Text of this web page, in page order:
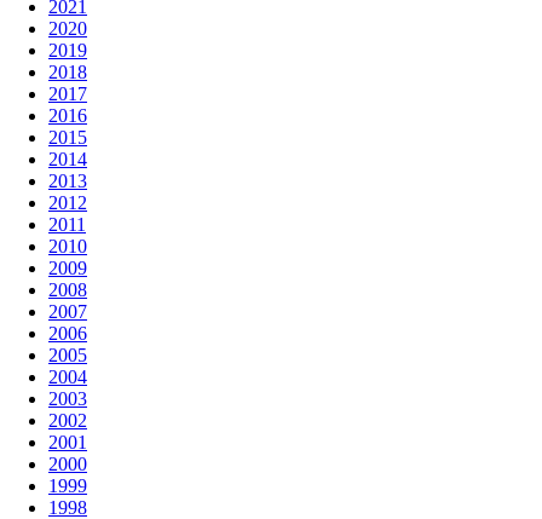
2021
2020
2019
2018
2017
2016
2015
2014
2013
2012
2011
2010
2009
2008
2007
2006
2005
2004
2003
2002
2001
2000
1999
1998